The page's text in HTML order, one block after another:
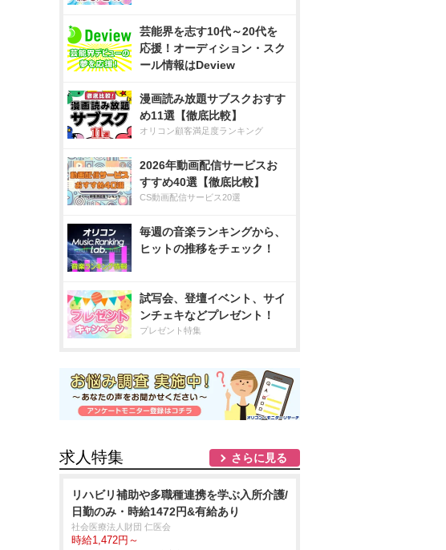
芸能界を志す10代～20代を
応援！オーディション・スク
ール情報はDeview
漫画読み放題サブスクおすす
め11選【徹底比較】
オリコン顧客満足度ランキング
2026年動画配信サービスお
すすめ40選【徹底比較】
CS動画配信サービス20選
毎週の音楽ランキングから、
ヒットの推移をチェック！
試写会、登壇イベント、サイ
ンチェキなどプレゼント！
プレゼント特集
求人特集 さらに見る
リハビリ補助や多職種連携を学ぶ入所介護/
日勤のみ・時給1472円&有給あり
社会医療法人財団 仁医会
時給1,472円～